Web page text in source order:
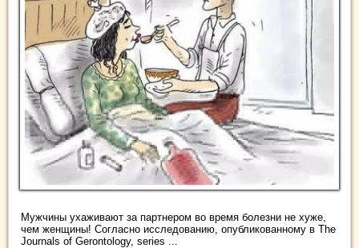
Мужчины ухаживают за партнером во время болезни не хуже,
чем женщины! Согласно исследованию, опубликованному в The
Journals of Gerontology, series ...